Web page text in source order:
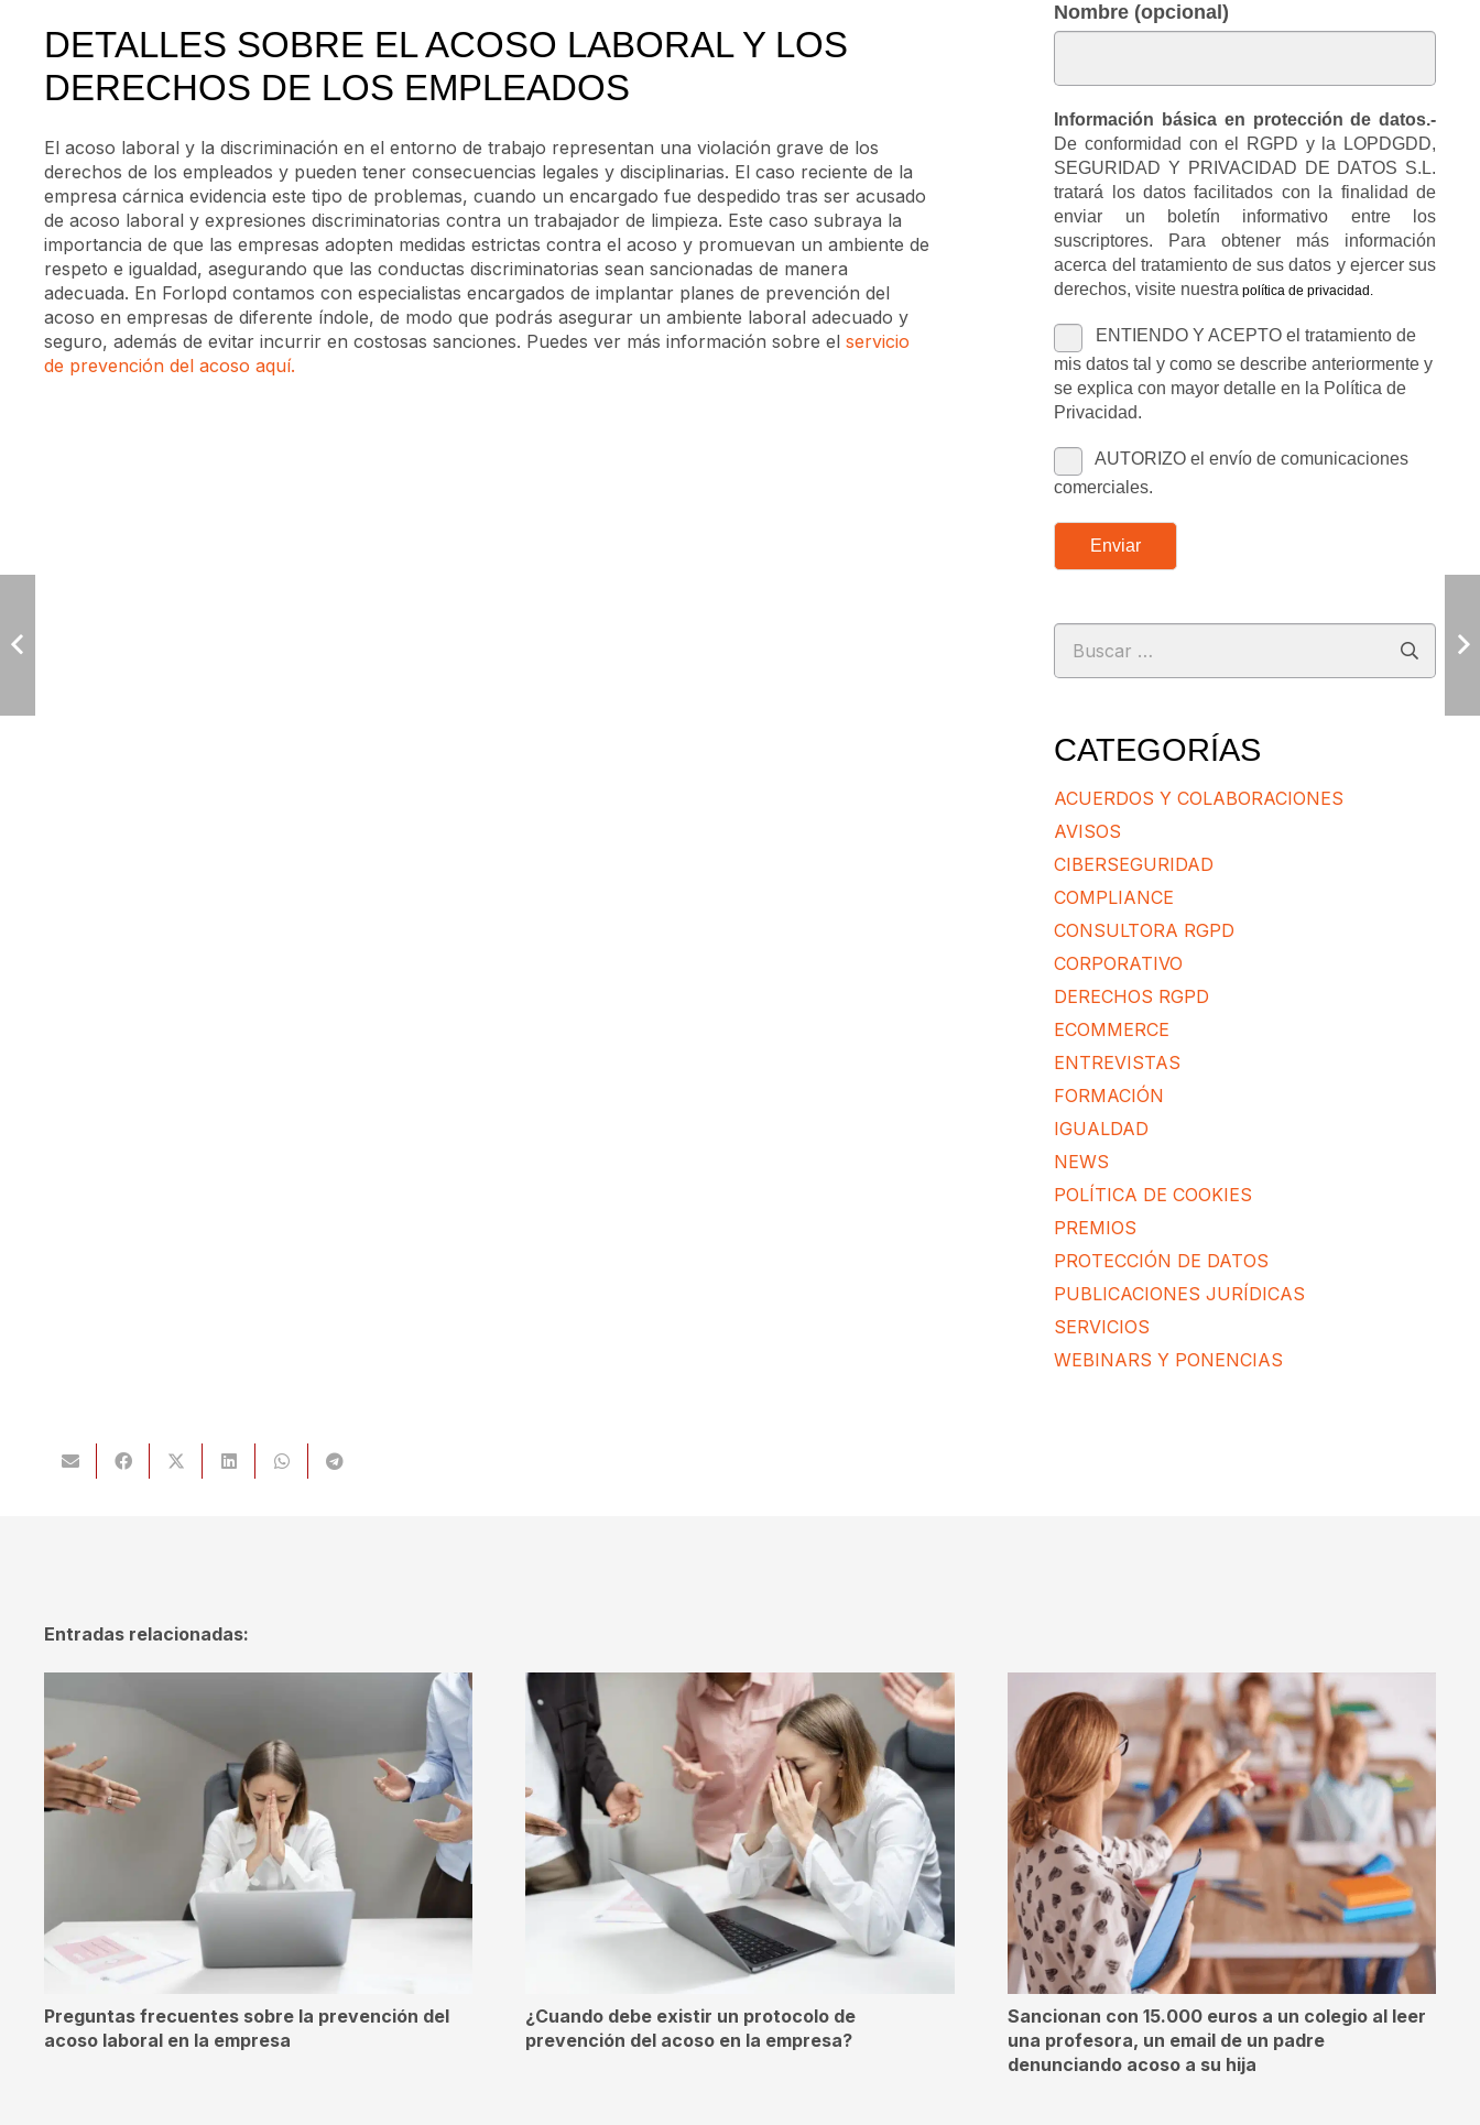
DETALLES SOBRE EL ACOSO LABORAL Y LOS
DERECHOS DE LOS EMPLEADOS
El acoso laboral y la discriminación en el entorno de trabajo representan una violación grave de los
derechos de los empleados y pueden tener consecuencias legales y disciplinarias. El caso reciente de la
empresa cárnica evidencia este tipo de problemas, cuando un encargado fue despedido tras ser acusado
de acoso laboral y expresiones discriminatorias contra un trabajador de limpieza. Este caso subraya la
importancia de que las empresas adopten medidas estrictas contra el acoso y promuevan un ambiente de
respeto e igualdad, asegurando que las conductas discriminatorias sean sancionadas de manera
adecuada. En Forlopd contamos con especialistas encargados de implantar planes de prevención del
acoso en empresas de diferente índole, de modo que podrás asegurar un ambiente laboral adecuado y
seguro, además de evitar incurrir en costosas sanciones. Puedes ver más información sobre el servicio
de prevención del acoso aquí.
Nombre (opcional)
Información básica en protección de datos.-
De conformidad con el RGPD y la LOPDGDD,
SEGURIDAD Y PRIVACIDAD DE DATOS S.L.
tratará los datos facilitados con la finalidad de
enviar un boletín informativo entre los
suscriptores. Para obtener más información
acerca del tratamiento de sus datos y ejercer sus
derechos, visite nuestra política de privacidad .
ENTIENDO Y ACEPTO el tratamiento de
mis datos tal y como se describe anteriormente y
se explica con mayor detalle en la Política de
Privacidad.
AUTORIZO el envío de comunicaciones
comerciales.
Enviar
Buscar:
CATEGORÍAS
ACUERDOS Y COLABORACIONES
AVISOS
CIBERSEGURIDAD
COMPLIANCE
CONSULTORA RGPD
CORPORATIVO
DERECHOS RGPD
ECOMMERCE
ENTREVISTAS
FORMACIÓN
IGUALDAD
NEWS
POLÍTICA DE COOKIES
PREMIOS
PROTECCIÓN DE DATOS
PUBLICACIONES JURÍDICAS
SERVICIOS
WEBINARS Y PONENCIAS
Entradas relacionadas:
Preguntas frecuentes sobre la prevención del
acoso laboral en la empresa
¿Cuando debe existir un protocolo de
prevención del acoso en la empresa?
Sancionan con 15.000 euros a un colegio al leer
una profesora, un email de un padre
denunciando acoso a su hija